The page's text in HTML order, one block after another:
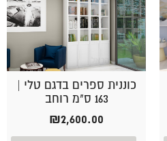
כוננית ספרים בדגם טלי |
163 ס"מ רוחב
₪2,600.00